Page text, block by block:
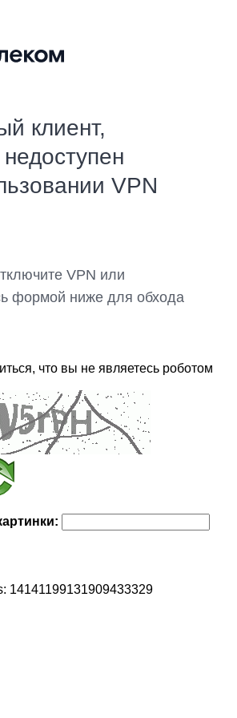
клиент,
VPN
VPN или
формой ниже для обхода
что вы не являетесь роботом
14141199131909433329